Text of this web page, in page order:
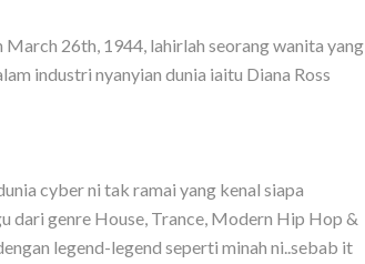
26th, 1944, lahirlah seorang wanita yang
industri nyanyian dunia iaitu Diana Ross
cyber ni tak ramai yang kenal siapa
dari genre House, Trance, Modern Hip Hop &
legend-legend seperti minah ni..sebab it